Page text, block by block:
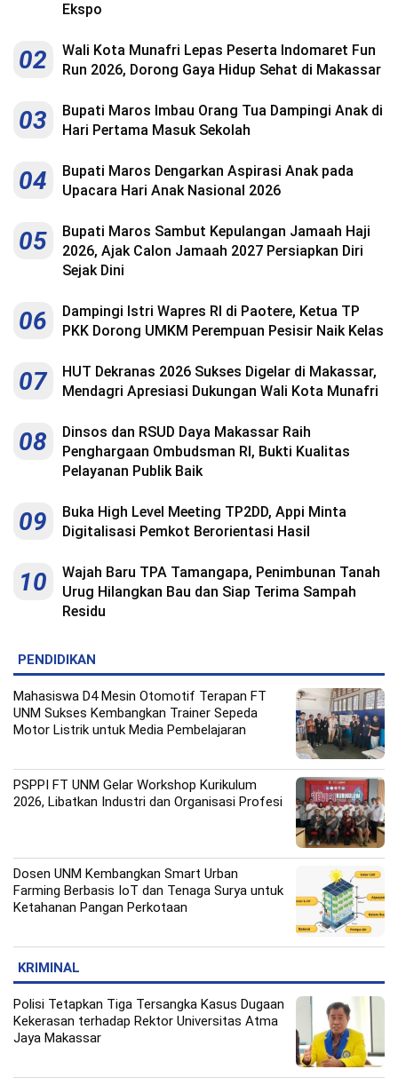
Ekspo
02
Wali Kota Munafri Lepas Peserta Indomaret Fun
Run 2026, Dorong Gaya Hidup Sehat di Makassar
03
Bupati Maros Imbau Orang Tua Dampingi Anak di
Hari Pertama Masuk Sekolah
04
Bupati Maros Dengarkan Aspirasi Anak pada
Upacara Hari Anak Nasional 2026
05
Bupati Maros Sambut Kepulangan Jamaah Haji
2026, Ajak Calon Jamaah 2027 Persiapkan Diri
Sejak Dini
06
Dampingi Istri Wapres RI di Paotere, Ketua TP
PKK Dorong UMKM Perempuan Pesisir Naik Kelas
07
HUT Dekranas 2026 Sukses Digelar di Makassar,
Mendagri Apresiasi Dukungan Wali Kota Munafri
08
Dinsos dan RSUD Daya Makassar Raih
Penghargaan Ombudsman RI, Bukti Kualitas
Pelayanan Publik Baik
09
Buka High Level Meeting TP2DD, Appi Minta
Digitalisasi Pemkot Berorientasi Hasil
10
Wajah Baru TPA Tamangapa, Penimbunan Tanah
Urug Hilangkan Bau dan Siap Terima Sampah
Residu
PENDIDIKAN
Mahasiswa D4 Mesin Otomotif Terapan FT
UNM Sukses Kembangkan Trainer Sepeda
Motor Listrik untuk Media Pembelajaran
PSPPI FT UNM Gelar Workshop Kurikulum
2026, Libatkan Industri dan Organisasi Profesi
Dosen UNM Kembangkan Smart Urban
Farming Berbasis IoT dan Tenaga Surya untuk
Ketahanan Pangan Perkotaan
KRIMINAL
Polisi Tetapkan Tiga Tersangka Kasus Dugaan
Kekerasan terhadap Rektor Universitas Atma
Jaya Makassar